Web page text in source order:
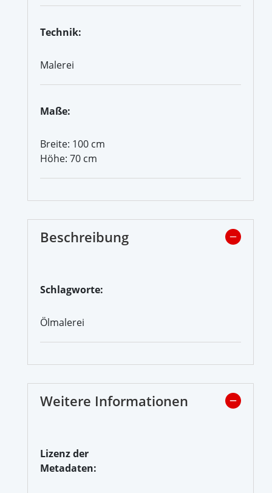
Technik:
Malerei
Maße:
Breite: 100 cm
Höhe: 70 cm
Beschreibung
Schlagworte:
Ölmalerei
Weitere Informationen
Lizenz der
Metadaten: